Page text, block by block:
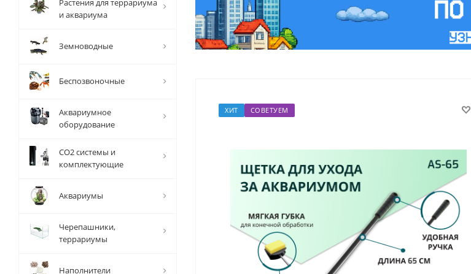
ХИТ СОВЕТУЕМ
Растения для террариума
и аквариума
Земноводные
Беспозвоночные
Аквариумное
оборудование
СО2 системы и
комплектующие
Аквариумы
Черепашники,
террариумы
Наполнители